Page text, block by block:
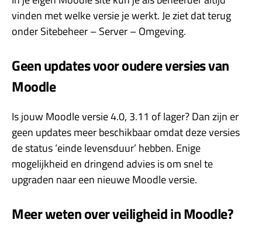
vinden met welke versie je werkt. Je ziet dat terug
onder Sitebeheer – Server – Omgeving.
Geen updates voor oudere versies van
Moodle
Is jouw Moodle versie 4.0, 3.11 of lager? Dan zijn er
geen updates meer beschikbaar omdat deze versies
de status ‘einde levensduur’ hebben. Enige
mogelijkheid en dringend advies is om snel te
upgraden naar een nieuwe Moodle versie.
Meer weten over veiligheid in Moodle?